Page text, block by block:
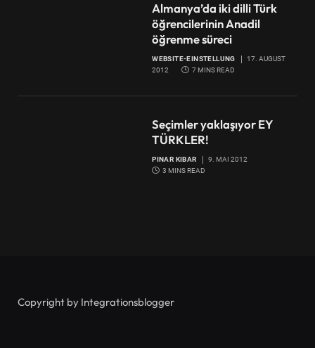
Almanya’da iki dilli Türk
öğrencilerinin Anadil
öğrenme süreci
WEBSITE-EINSTELLUNG
17. AUGUST
2012
7 MINS READ
Seçimler yaklaşıyor EY
TÜRKLER!
PINAR KIBAR
9. MAI 2012
3 MINS READ
Copyright by Integrationsblogger